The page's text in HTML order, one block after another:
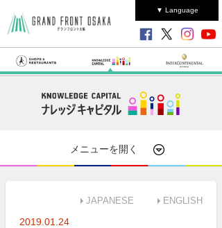
▼ Language
メニューを開く
JAPANESE ENGLISH
2019.01.24